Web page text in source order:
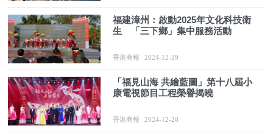
福建漳州：啟動2025年文化科技衛
生 「三下鄉」集中服務活動
香港商報 2024-12-29
「福見山海 共繪藍圖」第十八屆小
康電視節目工程榮譽揭曉
香港商報 2024-12-28